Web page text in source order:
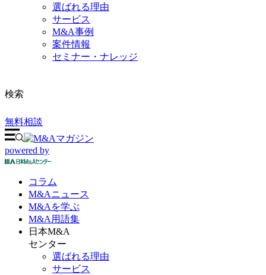
選ばれる理由
サービス
M&A事例
案件情報
セミナー・ナレッジ
検索
無料相談
powered by
コラム
M&Aニュース
M&Aを学ぶ
M&A 用語集
日本M&A
センター
選ばれる理由
サービス